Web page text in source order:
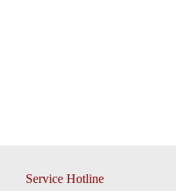
Service Hotline